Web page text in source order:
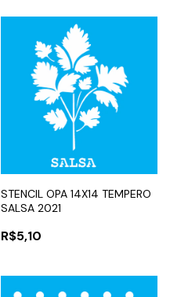
STENCIL OPA 14X14 TEMPERO
SALSA 2021
R$5,10